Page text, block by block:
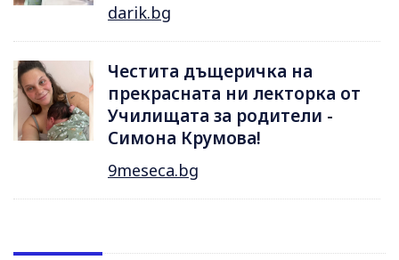
darik.bg
Честита дъщеричка на
прекрасната ни лекторка от
Училищата за родители -
Симона Крумова!
9meseca.bg